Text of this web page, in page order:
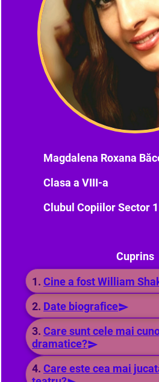
Magdalena Roxana
Clasa a VIII-a
Clubul Copiilor Sector
Cuprins
1. Cine a fost William
2. Date biografice
3. Care sunt cele mai
dramatice?
4. Care este cea mai